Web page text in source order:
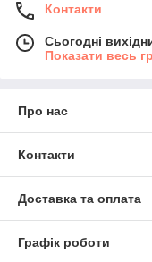
Контакти
Сьогодні
Показати весь
Про нас
Контакти
Доставка та оплата
Графік роботи